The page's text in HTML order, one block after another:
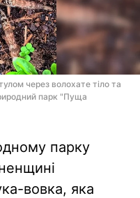
через волохате тіло та
парк "Пуща
парку
вовка, яка